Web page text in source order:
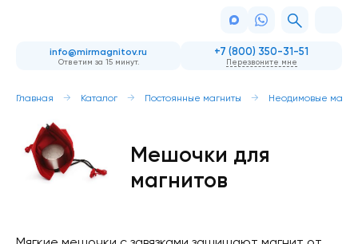
info@mirmagnitov.ru
Ответим за 15 минут.
+7 (800) 350-31-51
Перезвоните мне
Главная Каталог Постоянные магниты Неодимовые
Мешочки для
магнитов